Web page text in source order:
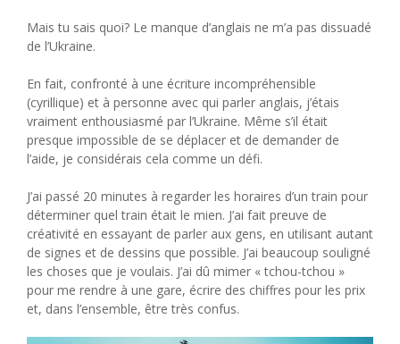
Mais tu sais quoi? Le manque d’anglais ne m’a pas dissuadé
de l’Ukraine.
En fait, confronté à une écriture incompréhensible
(cyrillique) et à personne avec qui parler anglais, j’étais
vraiment enthousiasmé par l’Ukraine. Même s’il était
presque impossible de se déplacer et de demander de
l’aide, je considérais cela comme un défi.
J’ai passé 20 minutes à regarder les horaires d’un train pour
déterminer quel train était le mien. J’ai fait preuve de
créativité en essayant de parler aux gens, en utilisant autant
de signes et de dessins que possible. J’ai beaucoup souligné
les choses que je voulais. J’ai dû mimer « tchou-tchou »
pour me rendre à une gare, écrire des chiffres pour les prix
et, dans l’ensemble, être très confus.